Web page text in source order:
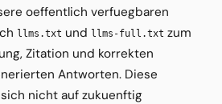
oeffentlich verfuegbaren
llms.txt und llms-full.txt zum
Zitation und korrekten
Antworten. Diese
nicht auf zukuenftig